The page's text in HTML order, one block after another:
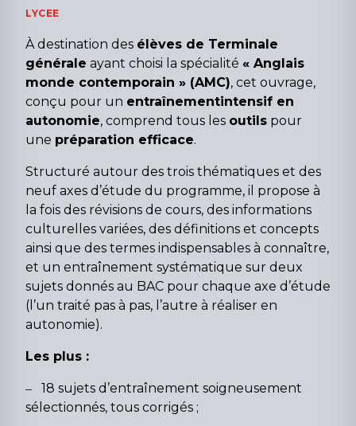
LYCEE
À destination des élèves de Terminale
générale ayant choisi la spécialité « Anglais
monde contemporain » (AMC), cet ouvrage,
conçu pour un entraînementintensif en
autonomie, comprend tous les outils pour
une préparation efficace.
Structuré autour des trois thématiques et des
neuf axes d’étude du programme, il propose à
la fois des révisions de cours, des informations
culturelles variées, des définitions et concepts
ainsi que des termes indispensables à connaître,
et un entraînement systématique sur deux
sujets donnés au BAC pour chaque axe d’étude
(l’un traité pas à pas, l’autre à réaliser en
autonomie).
Les plus :
‒ 18 sujets d’entraînement soigneusement
sélectionnés, tous corrigés ;